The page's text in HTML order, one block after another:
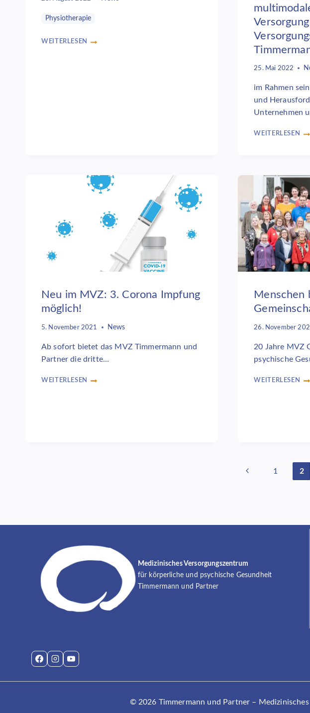
Physiotherapie
WEITERLESEN
VERSORGUNGSMANGEL
25. Mai 2022
im Rahmen
und
Unternehmen
WEITERLESEN
INFORMIERT
SICH
ÜBER
DIE
VORTEILE
DER
MULTIMODALEN
VERSORGUNG
IM
TIMMERMANN
UND
Neu im MVZ: 3. Corona Impfung
möglich!
5. November 2021 News
Ab sofort bietet das MVZ Timmermann und
Partner die dritte…
WEITERLESEN
Menschen
26. November
20 Jahre MVZ
psychische
WEITERLESEN
Vorherige
1 2
Medizinisches Versorgungszentrum
für körperliche und psychische Gesundheit
Timmermann und Partner
© 2026 Timmermann und Partner –